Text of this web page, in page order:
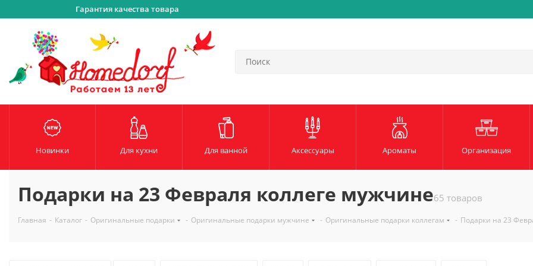
Гарантия качества товара
Новинки Для кухни Для ванной Аксессуары Ароматы Организация
Подарки на 23 Февраля коллеге мужчине65 товаров
Главная - Каталог - Оригинальные подарки - Оригинальные подарки мужчине - Оригинальные подарки коллегам - Подарки на 23